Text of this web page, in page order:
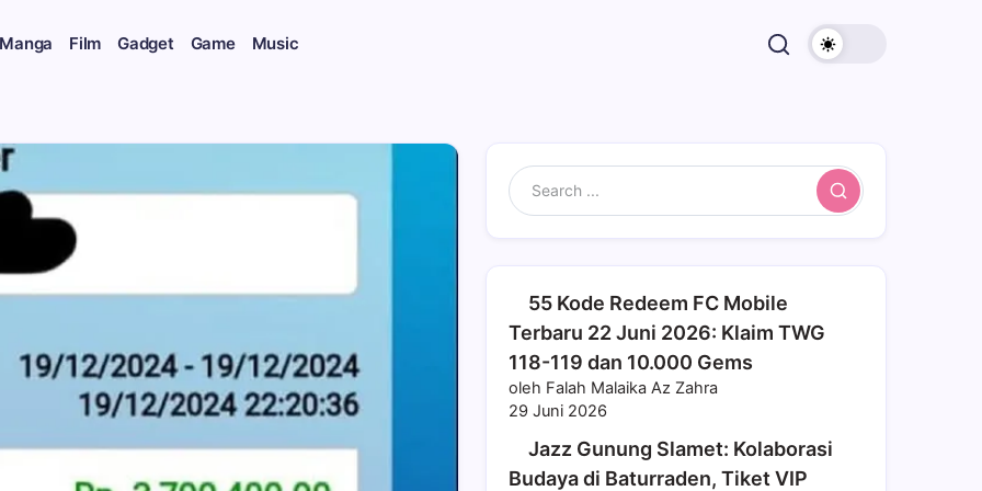
Film Gadget Game Music
Search
55 Kode Redeem FC Mobile
Terbaru 22 Juni 2026: Klaim TWG
118-119 dan 10.000 Gems
oleh Falah Malaika Az Zahra
29 Juni 2026
Jazz Gunung Slamet: Kolaborasi
Budaya di Baturraden, Tiket VIP